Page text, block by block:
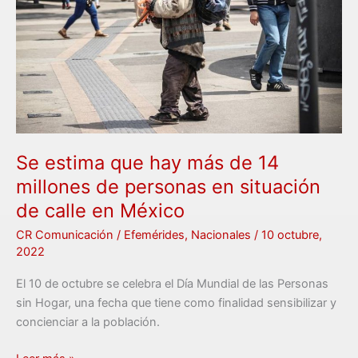
Se estima que hay más de 14
millones de personas en situación
de calle en México
CR Comunicación / Efemérides, Nacionales / 10 octubre,
2022
El 10 de octubre se celebra el Día Mundial de las Personas
sin Hogar, una fecha que tiene como finalidad sensibilizar y
concienciar a la población.
más
de
14
millones
de
personas
en
de
calle
en
México